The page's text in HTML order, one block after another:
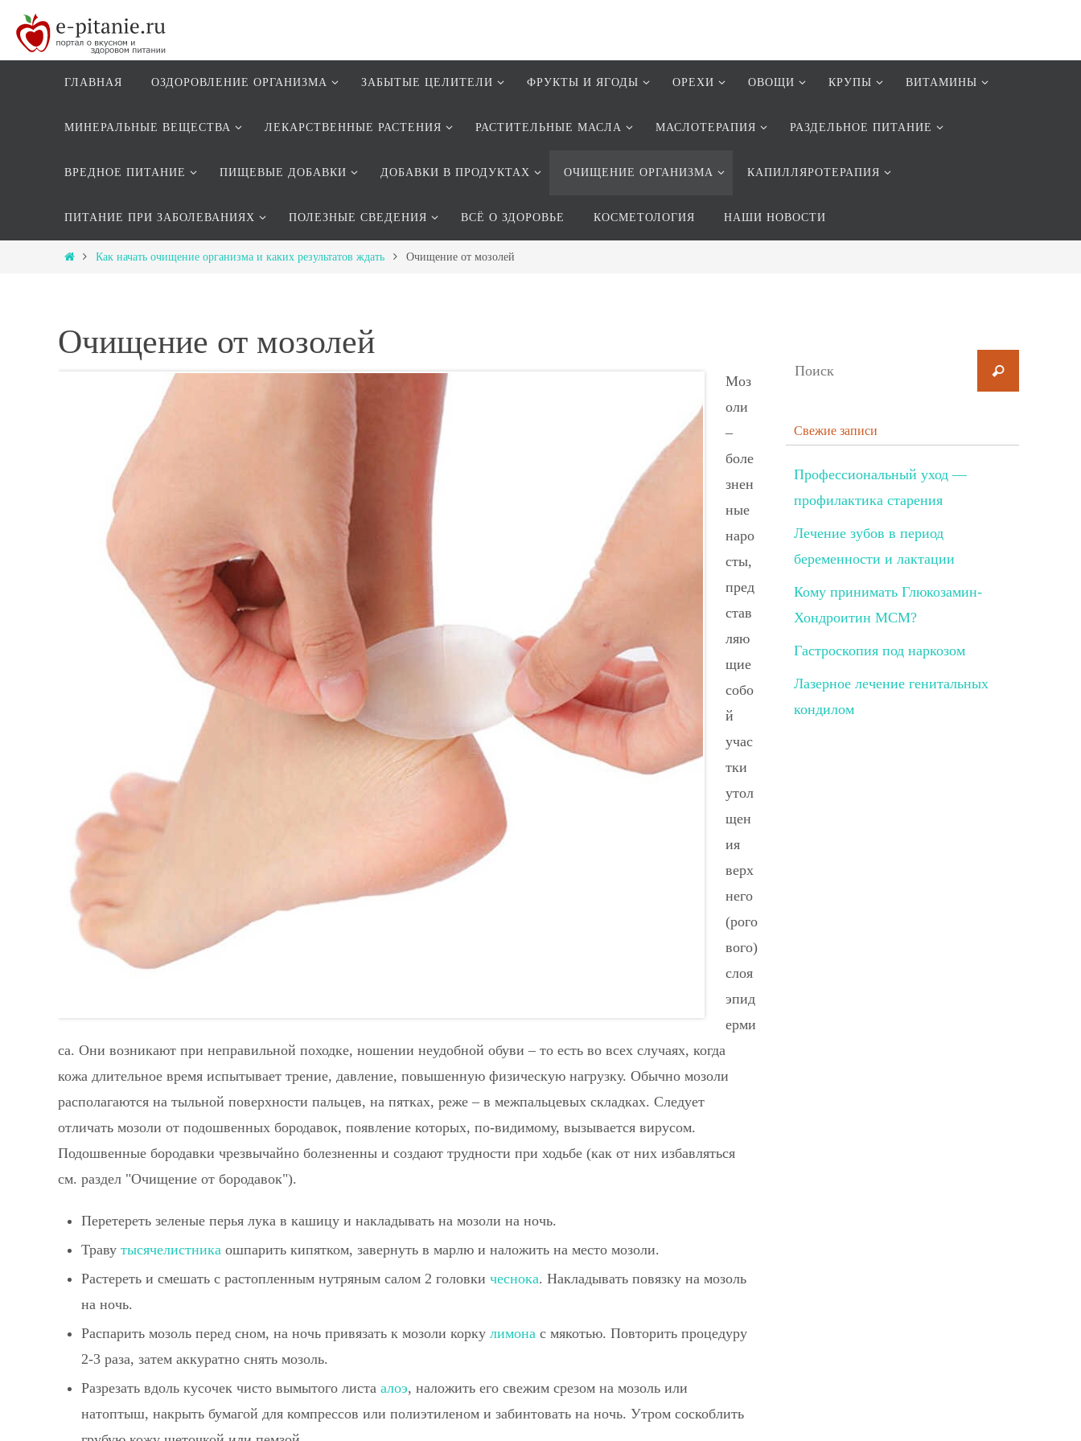
ГЛАВНАЯ ОЗДОРОВЛЕНИЕ ОРГАНИЗМА ЗАБЫТЫЕ ЦЕЛИТЕЛИ ФРУКТЫ И ЯГОДЫ ОРЕХИ ОВОЩИ КРУПЫ ВИТАМИНЫ
МИНЕРАЛЬНЫЕ ВЕЩЕСТВА ЛЕКАРСТВЕННЫЕ РАСТЕНИЯ РАСТИТЕЛЬНЫЕ МАСЛА МАСЛОТЕРАПИЯ РАЗДЕЛЬНОЕ ПИТАНИЕ
ВРЕДНОЕ ПИТАНИЕ ПИЩЕВЫЕ ДОБАВКИ ДОБАВКИ В ПРОДУКТАХ ОЧИЩЕНИЕ ОРГАНИЗМА КАПИЛЛЯРОТЕРАПИЯ
ПИТАНИЕ ПРИ ЗАБОЛЕВАНИЯХ ПОЛЕЗНЫЕ СВЕДЕНИЯ ВСЁ О ЗДОРОВЬЕ КОСМЕТОЛОГИЯ НАШИ НОВОСТИ
Как начать очищение организма и каких результатов ждать Очищение от мозолей
Очищение от мозолей
Моз
оли
–
боле
знен
ные
наро
сты,
пред
став
ляю
щие
собо
й
учас
тки
утол
щен
ия
верх
него
(рого
вого)
слоя
эпид
ерми
са. Они возникают при неправильной походке, ношении неудобной обуви – то есть во всех случаях, когда
кожа длительное время испытывает трение, давление, повышенную физическую нагрузку. Обычно мозоли
располагаются на тыльной поверхности пальцев, на пятках, реже – в межпальцевых складках. Следует
отличать мозоли от подошвенных бородавок, появление которых, по-видимому, вызывается вирусом.
Подошвенные бородавки чрезвычайно болезненны и создают трудности при ходьбе (как от них избавляться
см. раздел "Очищение от бородавок").
Перетереть зеленые перья лука в кашицу и накладывать на мозоли на ночь.
Траву тысячелистникаошпарить кипятком, завернуть в марлю и наложить на место мозоли.
Растереть и смешать с растопленным нутряным салом 2 головки чеснока. Накладывать повязку на мозоль
на ночь.
Распарить мозоль перед сном, на ночь привязать к мозоли корку лимонас мякотью. Повторить процедуру
2-3 раза, затем аккуратно снять мозоль.
Разрезать вдоль кусочек чисто вымытого листа алоэ, наложить его свежим срезом на мозоль или
натоптыш, накрыть бумагой для компрессов или полиэтиленом и забинтовать на ночь. Утром соскоблить
Свежие записи
Профессиональный уход —
профилактика старения
Лечение зубов в период
беременности и лактации
Кому принимать Глюкозамин-
Хондроитин МСМ?
Гастроскопия под наркозом
Лазерное лечение генитальных
кондилом